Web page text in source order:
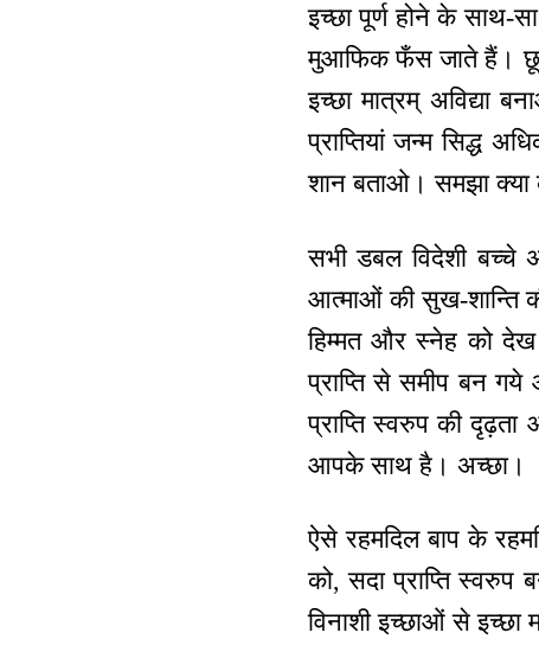
इच्छा पूर्ण होने के
मुआफिक फँस जाते हैं।
इच्छा मात्रम् अविद्या
प्राप्तियां जन्म सिद्ध
शान बताओ। समझा क्या
सभी डबल विदेशी बच्चे
आत्माओं की सुख-शान्ति की
हिम्मत और स्नेह को
प्राप्ति से समीप बन
प्राप्ति स्वरुप की दृढ़ता
आपके साथ है। अच्छा।
ऐसे रहमदिल बाप के
को, सदा प्राप्ति स्वरुप
विनाशी इच्छाओं से इच्छा